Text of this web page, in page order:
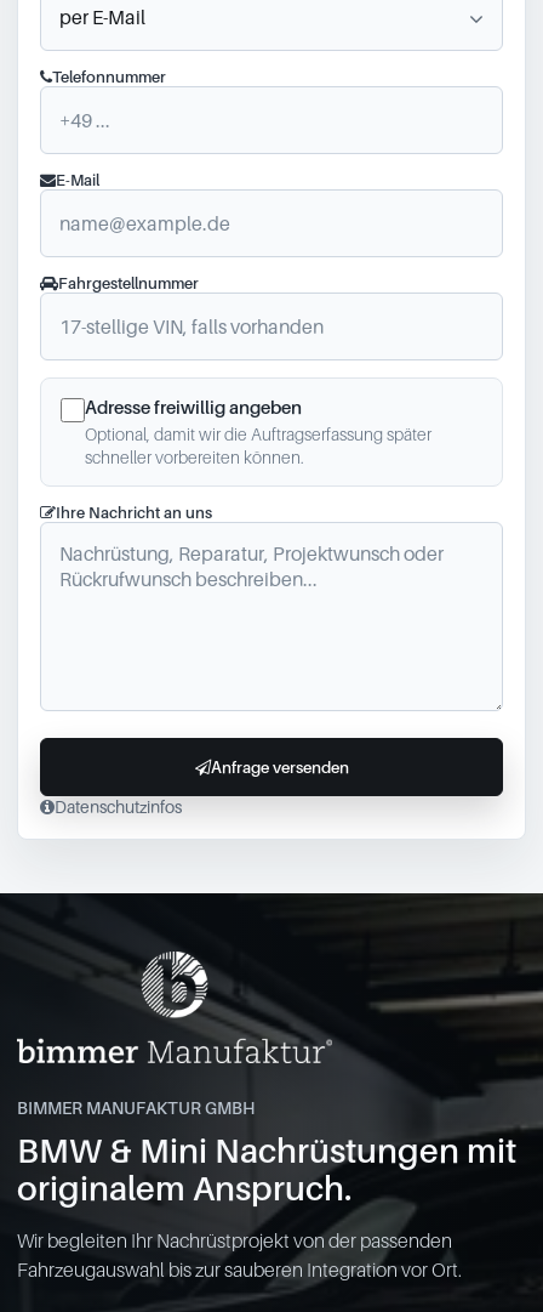
Telefonnummer
E-Mail
Fahrgestellnummer
Adresse freiwillig angeben
Optional, damit wir die Auftragserfassung später
schneller vorbereiten können.
Ihre Nachricht an uns
Datenschutzinfos
Anfrage versenden
BIMMER MANUFAKTUR GMBH
BMW & Mini Nachrüstungen mit
originalem Anspruch.
Wir begleiten Ihr Nachrüstprojekt von der passenden
Fahrzeugauswahl bis zur sauberen Integration vor Ort.